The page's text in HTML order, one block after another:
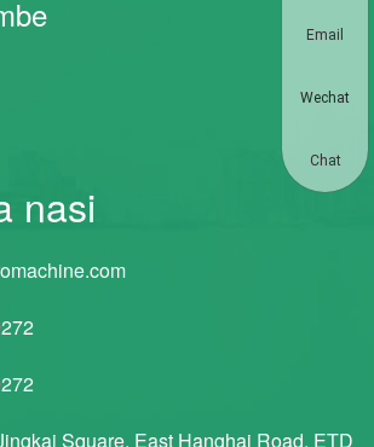
nasi
Square, East Hanghai Road, ETD
Email
Wechat
Chat